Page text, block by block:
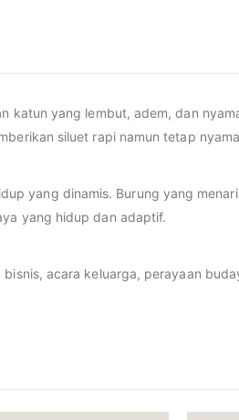
katun yang lembut, adem, dan
siluet rapi namun tetap
yang dinamis. Burung yang
yang hidup dan adaptif.
acara keluarga, perayaan